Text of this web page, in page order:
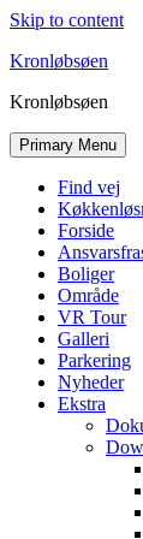
Skip to content
Kronløbsøen
Kronløbsøen
Primary Menu
Find vej
Forside
Boliger
Område
VR Tour
Galleri
Parkering
Nyheder
Ekstra